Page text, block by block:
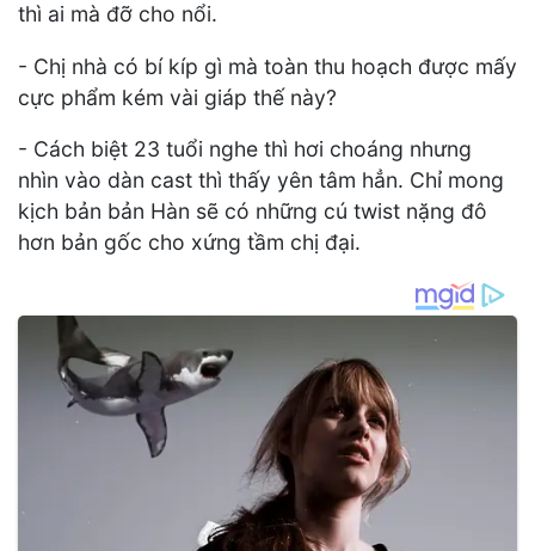
thì ai mà đỡ cho nổi.
- Chị nhà có bí kíp gì mà toàn thu hoạch được mấy
cực phẩm kém vài giáp thế này?
- Cách biệt 23 tuổi nghe thì hơi choáng nhưng
nhìn vào dàn cast thì thấy yên tâm hẳn. Chỉ mong
kịch bản bản Hàn sẽ có những cú twist nặng đô
hơn bản gốc cho xứng tầm chị đại.